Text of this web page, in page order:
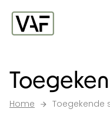
Ga verder naar de
Home Toegekende